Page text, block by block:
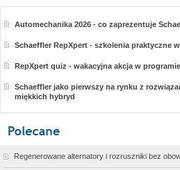
Automechanika 2026 - co zaprezentuje
Schaeffler RepXpert - szkolenia praktyczne
RepXpert quiz - wakacyjna akcja w
Schaeffler jako pierwszy na rynku z
miękkich hybryd
Regenerowane alternatory i rozruszniki bez